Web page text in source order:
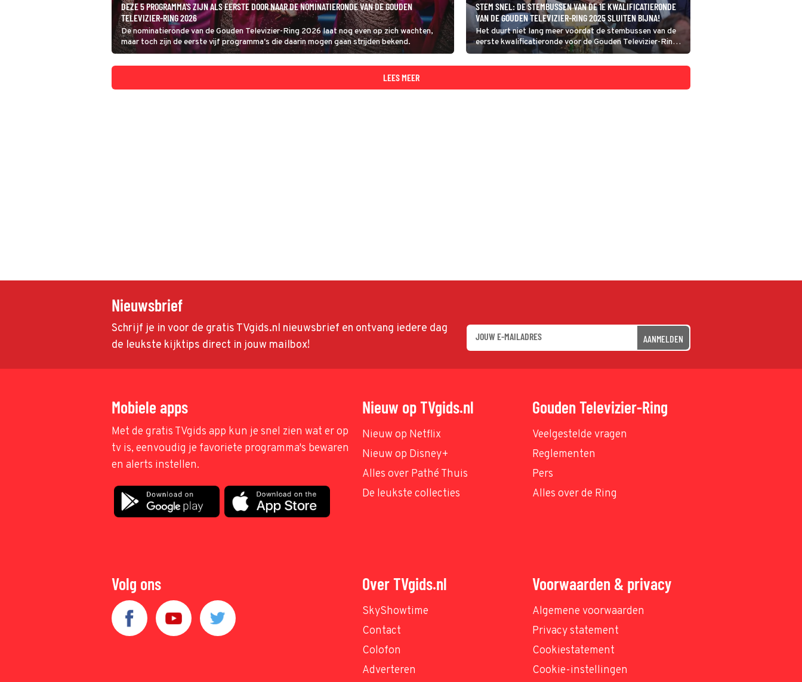
DEZE 5 PROGRAMMA'S ZIJN ALS EERSTE DOOR NAAR DE NOMINATIERONDE VAN DE GOUDEN
TELEVIZIER-RING 2026
De nominatieronde van de Gouden Televizier-Ring 2026 laat nog even op zich wachten,
maar toch zijn de eerste vijf programma's die daarin mogen gaan strijden bekend.
STEM SNEL: DE STEMBUSSEN VAN DE 1E KWALIFICATIERONDE
VAN DE GOUDEN TELEVIZIER-RING 2025 SLUITEN BIJNA!
Het duurt niet lang meer voordat de stembussen van de
eerste kwalificatieronde voor de Gouden Televizier-Ring
2025 alweer sluiten. Hoog tijd dus voor een tussenstand!
LEES MEER
Nieuwsbrief
Schrijf je in voor de gratis TVgids.nl nieuwsbrief en ontvang iedere dag
de leukste kijktips direct in jouw mailbox!
AANMELDEN
Mobiele apps
Met de gratis TVgids app kun je snel zien wat er op
tv is, eenvoudig je favoriete programma's bewaren
en alerts instellen.
Nieuw op TVgids.nl
Nieuw op Netflix
Nieuw op Disney+
Alles over Pathé Thuis
De leukste collecties
Gouden Televizier-Ring
Veelgestelde vragen
Reglementen
Pers
Alles over de Ring
Volg ons Over TVgids.nl
SkyShowtime
Contact
Colofon
Adverteren
Voorwaarden & privacy
Algemene voorwaarden
Privacy statement
Cookiestatement
Cookie-instellingen